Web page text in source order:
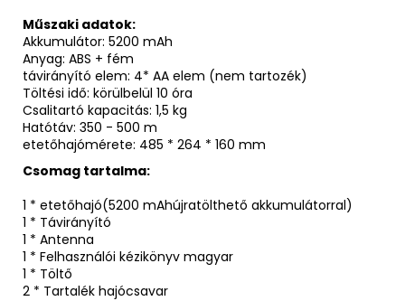
Műszaki adatok:
Akkumulátor: 5200 mAh
Anyag: ABS + fém
távirányító elem: 4* AA elem (nem tartozék)
Töltési idő: körülbelül 10 óra
Csalitartó kapacitás: 1,5 kg
Hatótáv: 350 - 500 m
etetőhajómérete: 485 * 264 * 160 mm
Csomag tartalma:
1 * etetőhajó(5200 mAhújratölthető akkumulátorral)
1 * Távirányító
1 * Antenna
1 * Felhasználói kézikönyv magyar
1 * Töltő
2 * Tartalék hajócsavar